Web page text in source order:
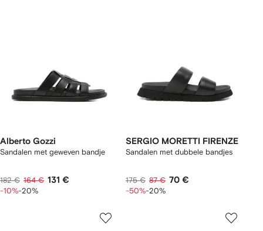
Alberto Gozzi
Sandalen met geweven bandje
182 € 164 € 131 €
-10%-20%
SERGIO MORETTI FIRENZE
Sandalen met dubbele bandjes
175 € 87 € 70 €
-50%-20%